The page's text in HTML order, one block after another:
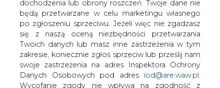
dochodzenia lub obrony roszczeń. Twoje dane nie
będą przetwarzane w celu marketingu własnego
po zgłoszeniu sprzeciwu. Jeżeli więc nie zgadzasz
się z naszą oceną niezbędności przetwarzania
Twoich danych lub masz inne zastrzeżenia w tym
zakresie, koniecznie zgłoś sprzeciw lub prześlij nam
swoje zastrzeżenia na adres Inspektora Ochrony
Danych Osobowych pod adres iod@are.waw.pl
Wycofanie zgody nie wpływa na zgodność z
informował on o chęci zwiększania przez francuski
koncern obecności we wszystkich segmentach
polskiego rynku energii.
DGP zwraca też uwagę, że dwie ostatnie próby nabycia
przez GDF akcji polskich firm energetycznych, czyli
Energi oraz Enei zakończyły się niepowodzeniem, choć
w obydwu przypadkach Francuzi doszli do ścisłego